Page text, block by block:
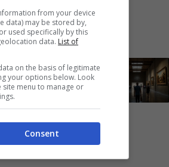
in macchina
senza
senza motivo il
niente,
from your device
data) may be stored by,
used specifically by this
data. List of
on the basis of legitimate
your options below. Look
menu to manage or
Consent